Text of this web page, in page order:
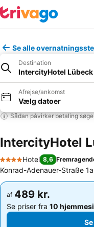
Se alle
Destination
IntercityHotel Lübeck
Afrejse/ankomst
Vælg datoer
Sådan påvirker betaling
IntercityHotel
4 Stjerner
Hotel 8,6
Konrad-Adenauer-Straße
af 489 kr.
Se priser fra 10
af 489 kr.
Se priser fra 10